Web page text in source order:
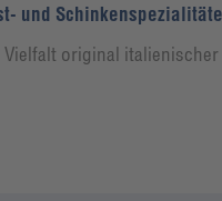
und
Vielfalt original